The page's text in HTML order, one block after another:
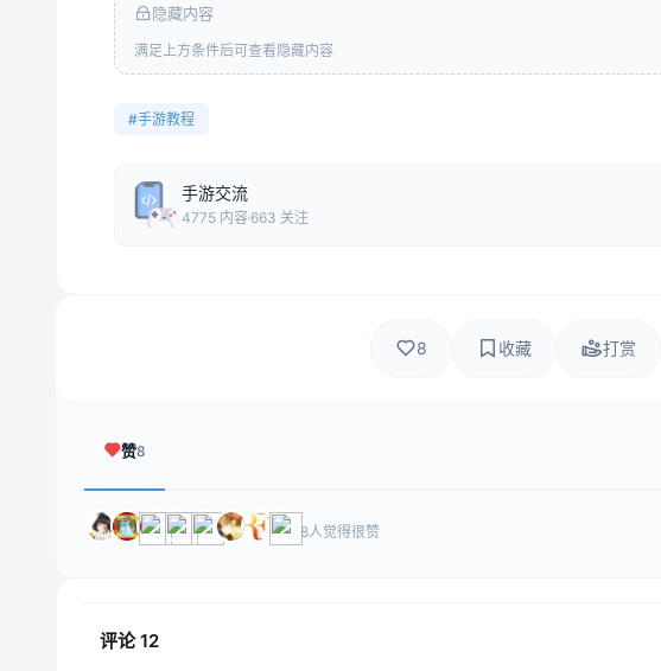
隐藏内容
满足上方条件后可查看隐藏内容
#手游教程
手游交流
4775 内容 663 关注
8 收藏 打赏
赞8
8人觉得很赞
评论12